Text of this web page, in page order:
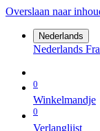
Overslaan naar
Nederlands
Nederlands
0
Winkelmandje
0
Verlanglijst